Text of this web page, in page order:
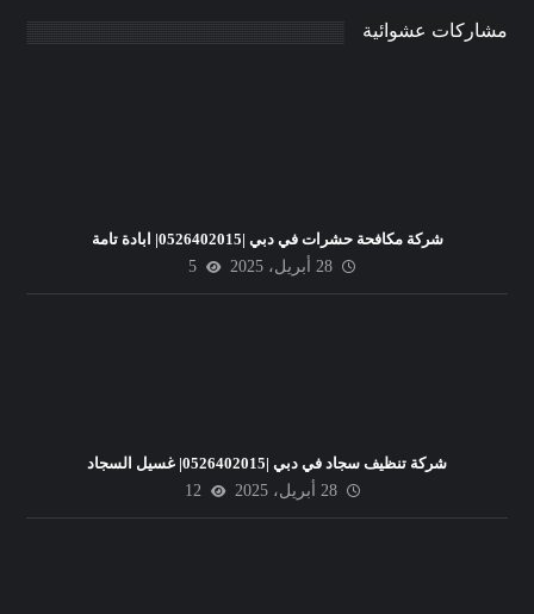
مشاركات عشوائية
شركة مكافحة حشرات في دبي |0526402015| ابادة تامة
28 أبريل، 2025
5
شركة تنظيف سجاد في دبي |0526402015| غسيل السجاد
28 أبريل، 2025
12